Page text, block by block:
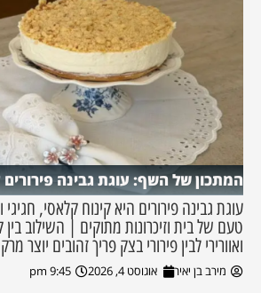
המתכון של השף: עוגת גבינה
עוגת גבינה פירורים היא קינוח קלאסי,
טעם של בית וזיכרונות מתוקים | השילוב
ואוורירי לבין פירורי בצק פריך זהובים יוצר
מירב בן יאיר אוגוסט 4, 2026 9:45 pm